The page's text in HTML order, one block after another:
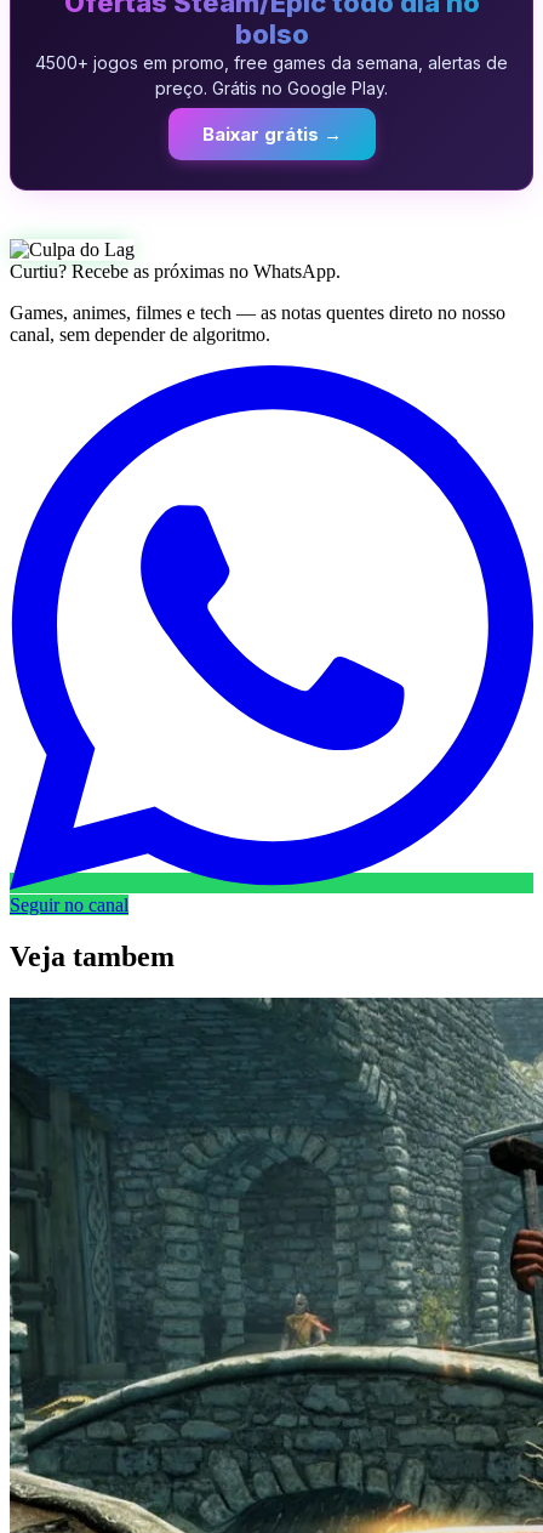
bolso
4500+ jogos em promo, free games da semana, alertas de
preço. Grátis no Google Play.
Baixar grátis →
Curtiu? Recebe as próximas no WhatsApp.
Games, animes, filmes e tech — as notas quentes direto no nosso
canal, sem depender de algoritmo.
Seguir no canal
Veja tambem